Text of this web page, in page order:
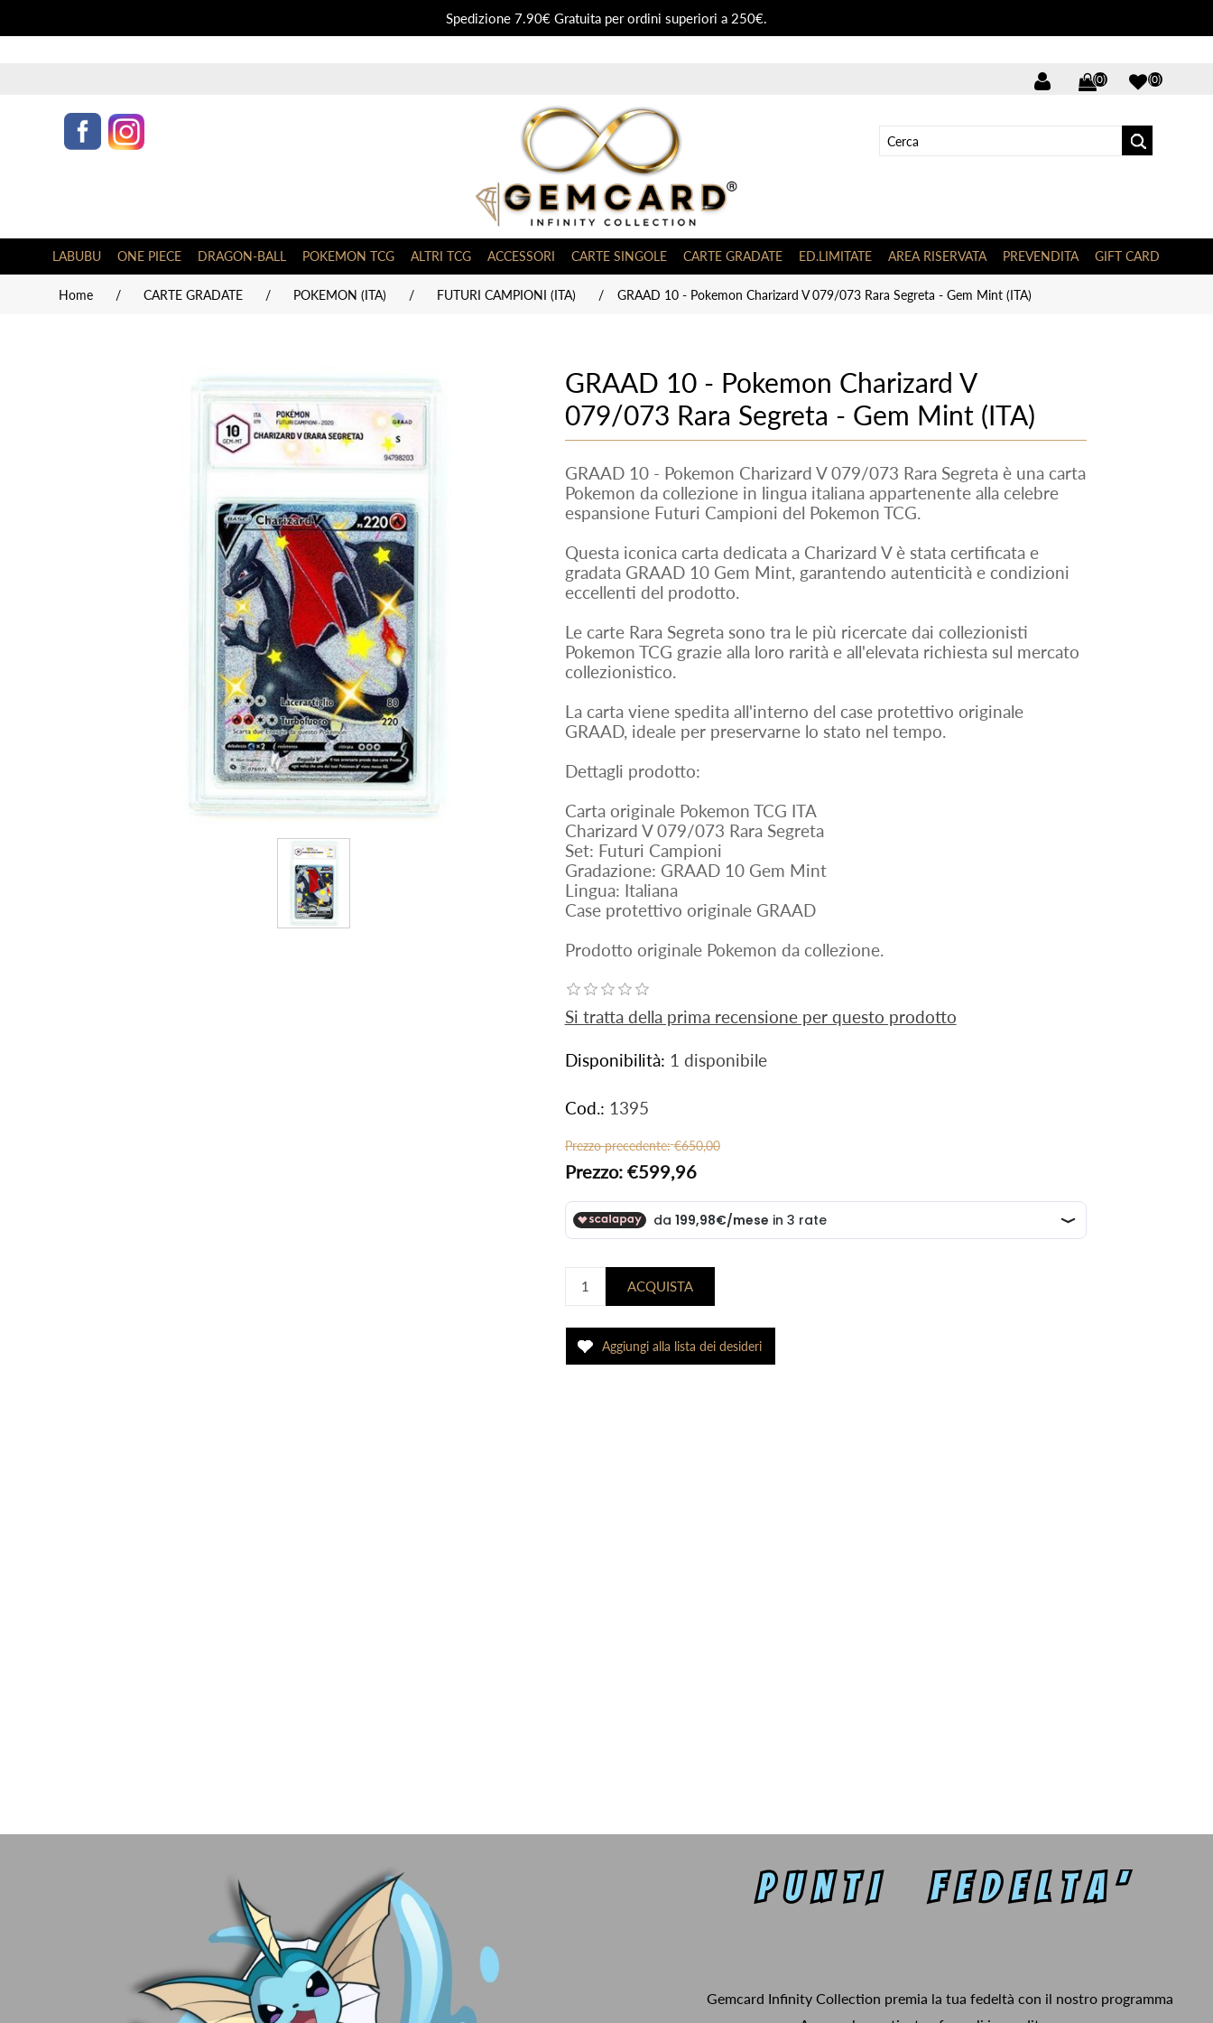
Spedizione 7.90€ Gratuita per ordini superiori a 250€.
(0) (0)
LABUBU ONE PIECE DRAGON-BALL POKEMON TCG ALTRI TCG ACCESSORI CARTE SINGOLE CARTE GRADATE ED.LIMITATE AREA RISERVATA PREVENDITA GIFT CARD
Home / CARTE GRADATE / POKEMON (ITA) / FUTURI CAMPIONI (ITA) / GRAAD 10 - Pokemon Charizard V 079/073 Rara Segreta - Gem Mint (ITA)
GRAAD 10 - Pokemon Charizard V
079/073 Rara Segreta - Gem Mint (ITA)
GRAAD 10 - Pokemon Charizard V 079/073 Rara Segreta è una carta
Pokemon da collezione in lingua italiana appartenente alla celebre
espansione Futuri Campioni del Pokemon TCG.
Questa iconica carta dedicata a Charizard V è stata certificata e
gradata GRAAD 10 Gem Mint, garantendo autenticità e condizioni
eccellenti del prodotto.
Le carte Rara Segreta sono tra le più ricercate dai collezionisti
Pokemon TCG grazie alla loro rarità e all'elevata richiesta sul mercato
collezionistico.
La carta viene spedita all'interno del case protettivo originale
GRAAD, ideale per preservarne lo stato nel tempo.
Dettagli prodotto:
Carta originale Pokemon TCG ITA
Charizard V 079/073 Rara Segreta
Set: Futuri Campioni
Gradazione: GRAAD 10 Gem Mint
Lingua: Italiana
Case protettivo originale GRAAD
Prodotto originale Pokemon da collezione.
Si tratta della prima recensione per questo prodotto
Disponibilità: 1 disponibile
Cod.: 1395
Prezzo precedente: €650,00
Prezzo: €599,96
Gemcard Infinity Collection premia la tua fedeltà con il nostro programma